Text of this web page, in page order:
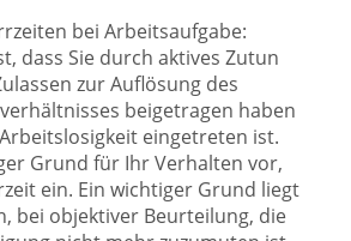
bei Arbeitsaufgabe:
dass Sie durch aktives Zutun
zur Auflösung des
beigetragen haben
eingetreten ist.
Grund für Ihr Verhalten vor,
ein. Ein wichtiger Grund liegt
bei objektiver Beurteilung, die